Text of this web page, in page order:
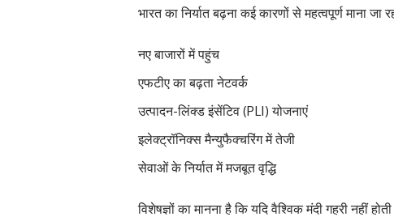
भारत का निर्यात बढ़ना कई कारणों से महत्वपूर्ण माना जा
नए बाजारों में पहुंच
एफटीए का बढ़ता नेटवर्क
उत्पादन-लिंक्ड इंसेंटिव (PLI) योजनाएं
इलेक्ट्रॉनिक्स मैन्युफैक्चरिंग में तेजी
सेवाओं के निर्यात में मजबूत वृद्धि
विशेषज्ञों का मानना है कि यदि वैश्विक मंदी गहरी नहीं